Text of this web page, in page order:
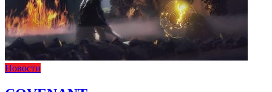
Новости